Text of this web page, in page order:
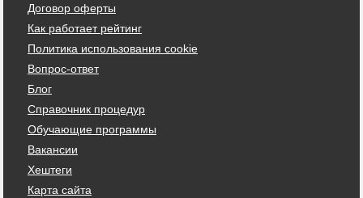
Договор оферты
Как работает рейтинг
Политика использования cookie
Вопрос-ответ
Блог
Справочник процедур
Обучающие программы
Вакансии
Хештеги
Карта сайта